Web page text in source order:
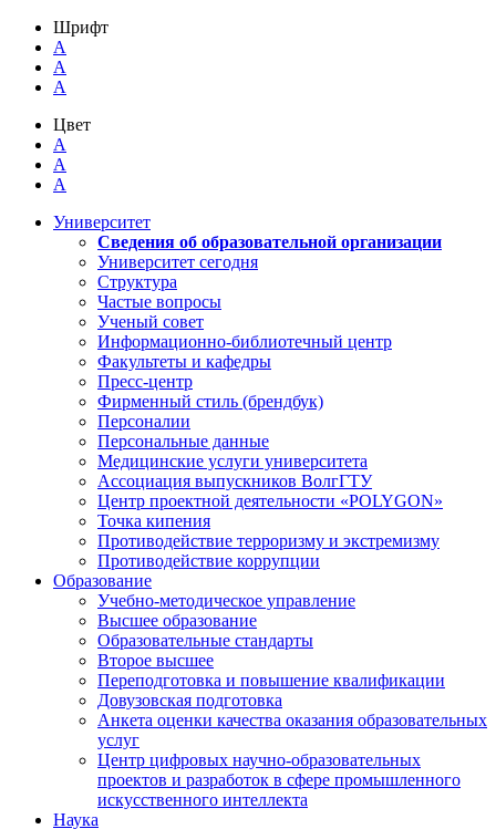
Шрифт
A
A
A
Цвет
A
A
A
Университет
Сведения об образовательной организации
Университет сегодня
Структура
Частые вопросы
Ученый совет
Информационно-библиотечный центр
Факультеты и кафедры
Пресс-центр
Фирменный стиль (брендбук)
Персоналии
Персональные данные
Медицинские услуги университета
Ассоциация выпускников ВолгГТУ
Центр проектной деятельности «POLYGON»
Точка кипения
Противодействие терроризму и экстремизму
Противодействие коррупции
Образование
Учебно-методическое управление
Высшее образование
Образовательные стандарты
Второе высшее
Переподготовка и повышение квалификации
Довузовская подготовка
Анкета оценки качества оказания образовательных
услуг
Центр цифровых научно-образовательных
проектов и разработок в сфере промышленного
искусственного интеллекта
Наука